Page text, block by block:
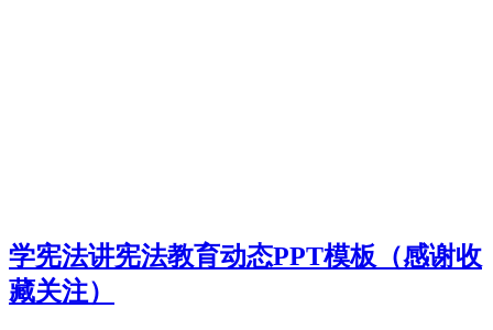
学宪法讲宪法教育动态PPT模板（感谢收
藏关注）